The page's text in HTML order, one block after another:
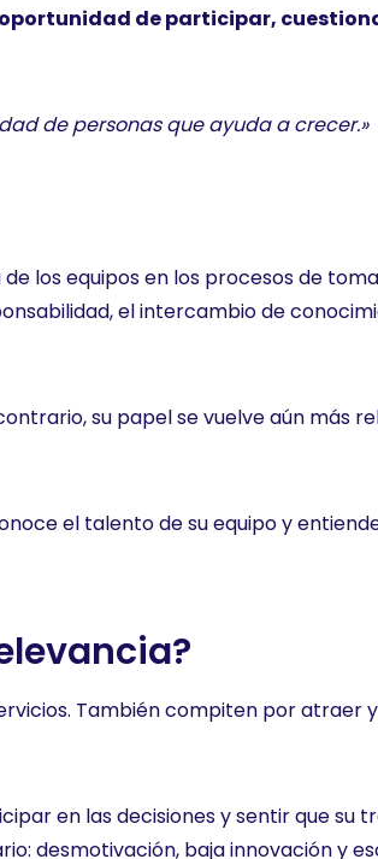
de participar,
de personas que ayuda a crecer.»
los equipos en los procesos de
el intercambio de
su papel se vuelve aún más
el talento de su equipo y
También compiten por atraer
en las decisiones y sentir que su
desmotivación, baja innovación y